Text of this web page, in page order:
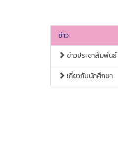
ข่าว
ข่าวประชาสัมพันธ์
เกี่ยวกับนักศึกษา